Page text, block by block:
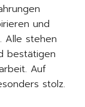
und
Alle stehen
bestätigen
Auf
stolz.